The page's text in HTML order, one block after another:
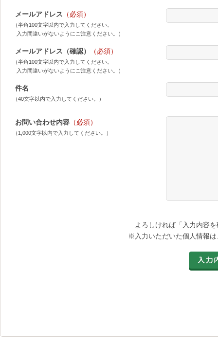
メールアドレス （必須）
（半角100文字以内で入力してください。
入力間違いがないようにご注意ください。）
メールアドレス（確認） （必須）
（半角100文字以内で入力してください。
入力間違いがないようにご注意ください。）
件名
（40文字以内で入力してください。）
お問い合わせ内容 （必須）
（1,000文字以内で入力してください。）
よろしければ「入力内容
※入力いただいた個人情報